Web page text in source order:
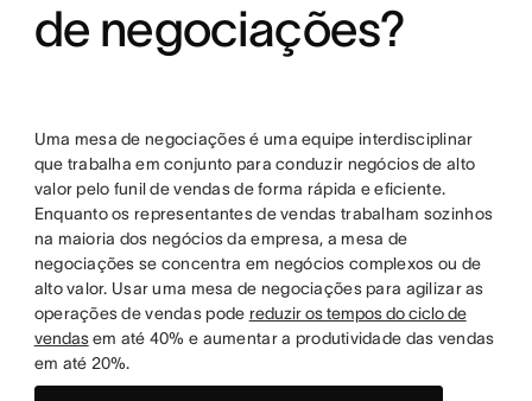
de negociações?
Uma mesa de negociações é uma equipe interdisciplinar
que trabalha em conjunto para conduzir negócios de alto
valor pelo funil de vendas de forma rápida e eficiente.
Enquanto os representantes de vendas trabalham sozinhos
na maioria dos negócios da empresa, a mesa de
negociações se concentra em negócios complexos ou de
alto valor. Usar uma mesa de negociações para agilizar as
operações de vendas pode reduzir os tempos do ciclo de
vendasem até 40% e aumentar a produtividade das vendas
em até 20%.